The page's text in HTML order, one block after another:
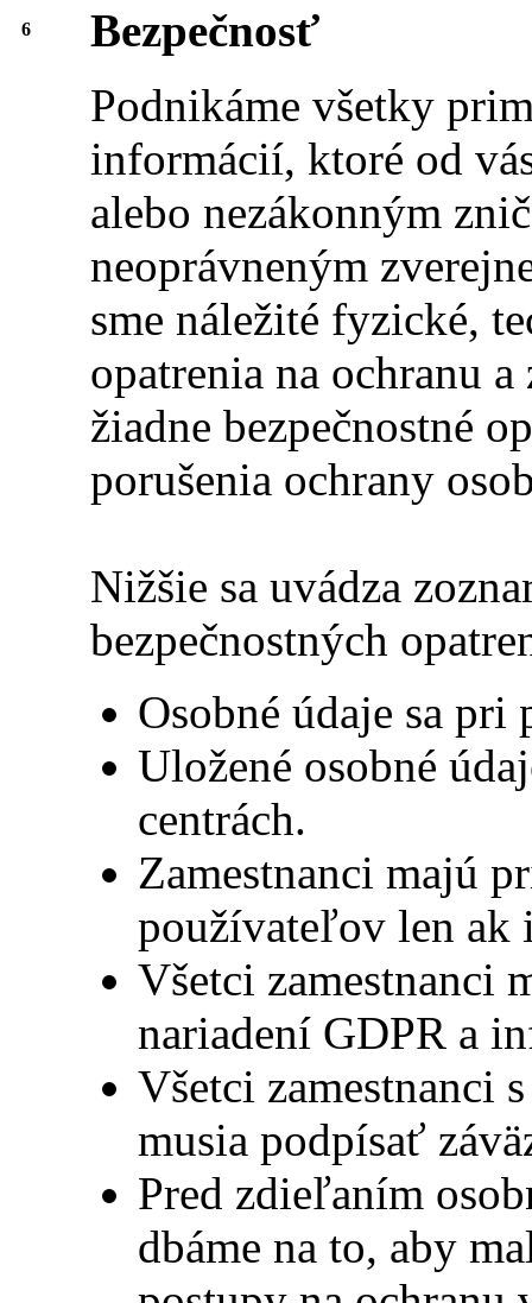
6
Bezpečnosť
Podnikáme všetky
informácií, ktoré od
alebo nezákonným
neoprávneným
sme náležité fyzické,
opatrenia na ochranu
žiadne bezpečnostné
porušenia ochrany
Nižšie sa uvádza
bezpečnostných
Osobné údaje sa pri
Uložené osobné
centrách.
Zamestnanci majú
používateľov len ak
Všetci zamestnanci
nariadení GDPR a
Všetci zamestnanci
musia podpísať
Pred zdieľaním
dbáme na to, aby